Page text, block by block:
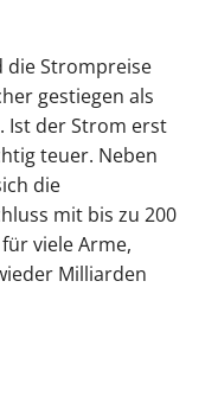
die Strompreise
gestiegen als
Ist der Strom erst
teuer. Neben
die
mit bis zu 200
viele Arme,
Milliarden